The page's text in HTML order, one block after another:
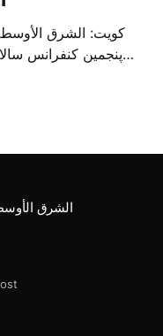
کویت: الشرق
پنجمین کنفرانس
متخصص از
الشرق